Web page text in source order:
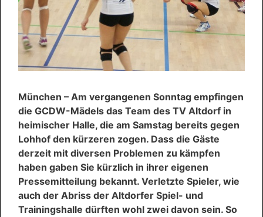
München – Am vergangenen Sonntag empfingen
die GCDW-Mädels das Team des TV Altdorf in
heimischer Halle, die am Samstag bereits gegen
Lohhof den kürzeren zogen. Dass die Gäste
derzeit mit diversen Problemen zu kämpfen
haben gaben Sie kürzlich in ihrer eigenen
Pressemitteilung bekannt. Verletzte Spieler, wie
auch der Abriss der Altdorfer Spiel- und
Trainingshalle dürften wohl zwei davon sein. So